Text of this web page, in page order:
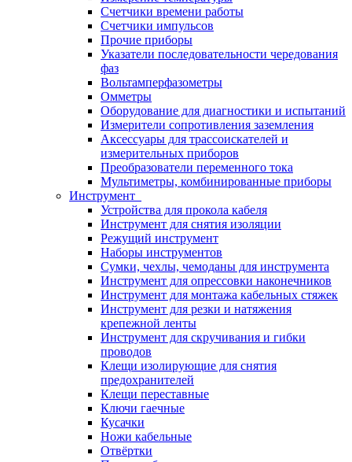
Счетчики времени работы
Счетчики импульсов
Прочие приборы
Указатели последовательности чередования
фаз
Вольтамперфазометры
Омметры
Оборудование для диагностики и испытаний
Измерители сопротивления заземления
Аксессуары для трассоискателей и
измерительных приборов
Преобразователи переменного тока
Мультиметры, комбинированные приборы
Инструмент
Устройства для прокола кабеля
Инструмент для снятия изоляции
Режущий инструмент
Наборы инструментов
Сумки, чехлы, чемоданы для инструмента
Инструмент для опрессовки наконечников
Инструмент для монтажа кабельных стяжек
Инструмент для резки и натяжения
крепежной ленты
Инструмент для скручивания и гибки
проводов
Клещи изолирующие для снятия
предохранителей
Клещи переставные
Ключи гаечные
Кусачки
Ножи кабельные
Отвёртки